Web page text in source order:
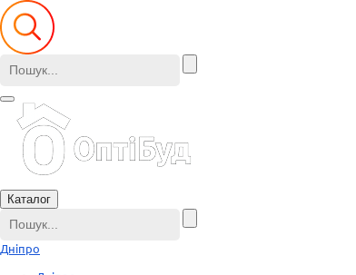
Каталог
Дніпро